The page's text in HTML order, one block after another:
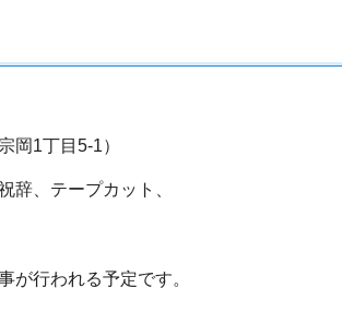
1丁目5-1）
、テープカット、
が行われる予定です。